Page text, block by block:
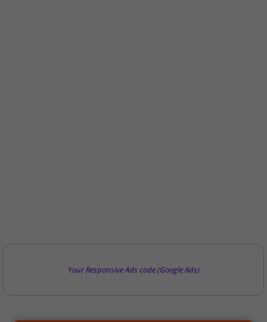
Your Responsive Ads code (Google Ads)